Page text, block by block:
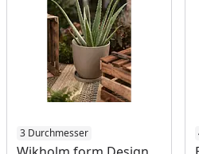
3 Durchmesser
Produkt am Lager